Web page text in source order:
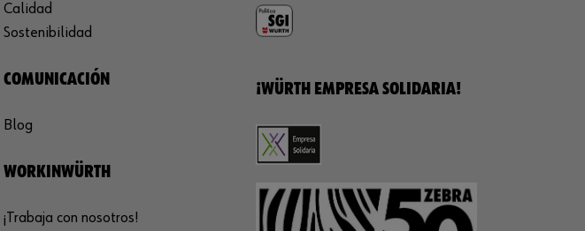
Calidad
Sostenibilidad
COMUNICACIÓN
Blog
WORKINWÜRTH
¡Trabaja con nosotros!
¡WÜRTH EMPRESA SOLIDARIA!